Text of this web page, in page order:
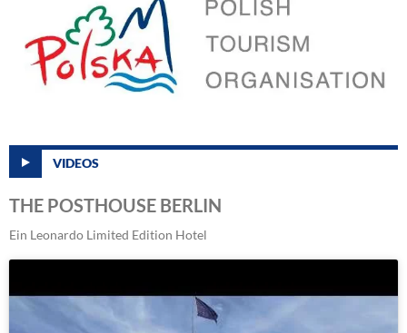
VIDEOS
THE POSTHOUSE BERLIN
Ein Leonardo Limited Edition Hotel